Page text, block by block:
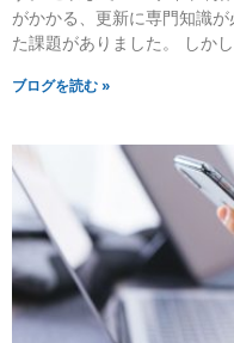
がかかる、更新に専門知識
た課題がありました。 しか
ブログを読む »